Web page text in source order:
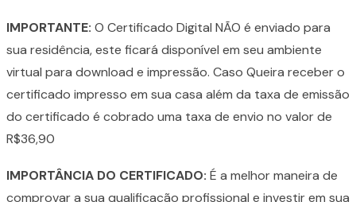
IMPORTANTE: O Certificado Digital NÃO é enviado para
sua residência, este ficará disponível em seu ambiente
virtual para download e impressão. Caso Queira receber o
certificado impresso em sua casa além da taxa de emissão
do certificado é cobrado uma taxa de envio no valor de
R$36,90
IMPORTÂNCIA DO CERTIFICADO: É a melhor maneira de
comprovar a sua qualificação profissional e investir em sua